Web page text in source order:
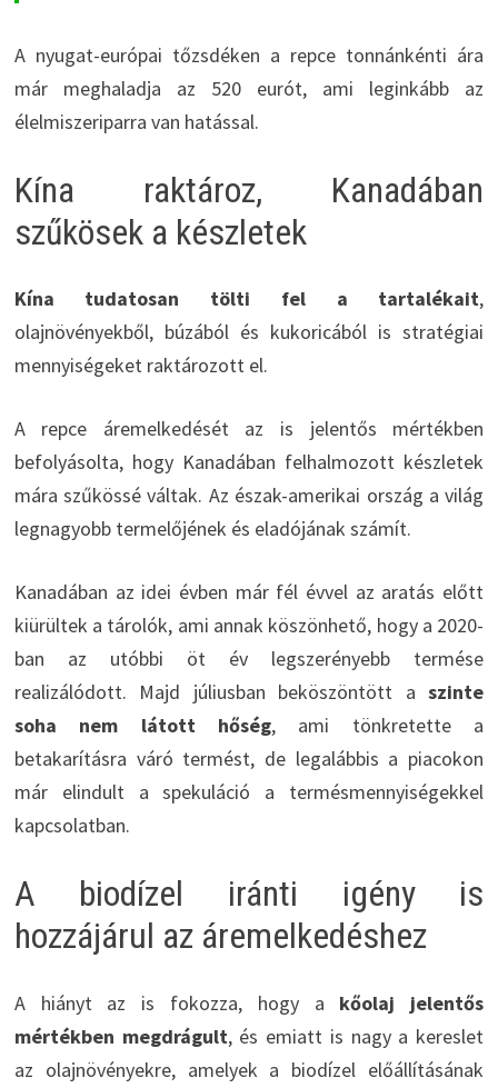
A nyugat-európai tőzsdéken a repce tonnánkénti ára
már meghaladja az 520 eurót, ami leginkább az
élelmiszeriparra van hatással.
Kína raktároz, Kanadában
szűkösek a készletek
Kína tudatosan tölti fel a tartalékait,
olajnövényekből, búzából és kukoricából is stratégiai
mennyiségeket raktározott el.
A repce áremelkedését az is jelentős mértékben
befolyásolta, hogy Kanadában felhalmozott készletek
mára szűkössé váltak. Az észak-amerikai ország a világ
legnagyobb termelőjének és eladójának számít.
Kanadában az idei évben már fél évvel az aratás előtt
kiürültek a tárolók, ami annak köszönhető, hogy a 2020-
ban az utóbbi öt év legszerényebb termése
realizálódott. Majd júliusban beköszöntött aszinte
soha nem látott hőség, ami tönkretette a
betakarításra váró termést, de legalábbis a piacokon
már elindult a spekuláció a termésmennyiségekkel
kapcsolatban.
A biodízel iránti igény is
hozzájárul az áremelkedéshez
A hiányt az is fokozza, hogy a kőolaj jelentős
mértékben megdrágult, és emiatt is nagy a kereslet
az olajnövényekre, amelyek a biodízel előállításának